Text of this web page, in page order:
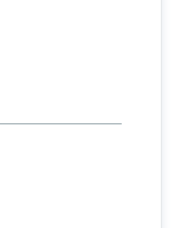
with S
with T